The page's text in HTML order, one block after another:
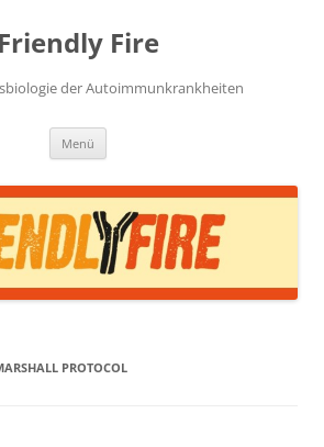
Friendly Fire
der Autoimmunkrankheiten
Menü
PROTOCOL